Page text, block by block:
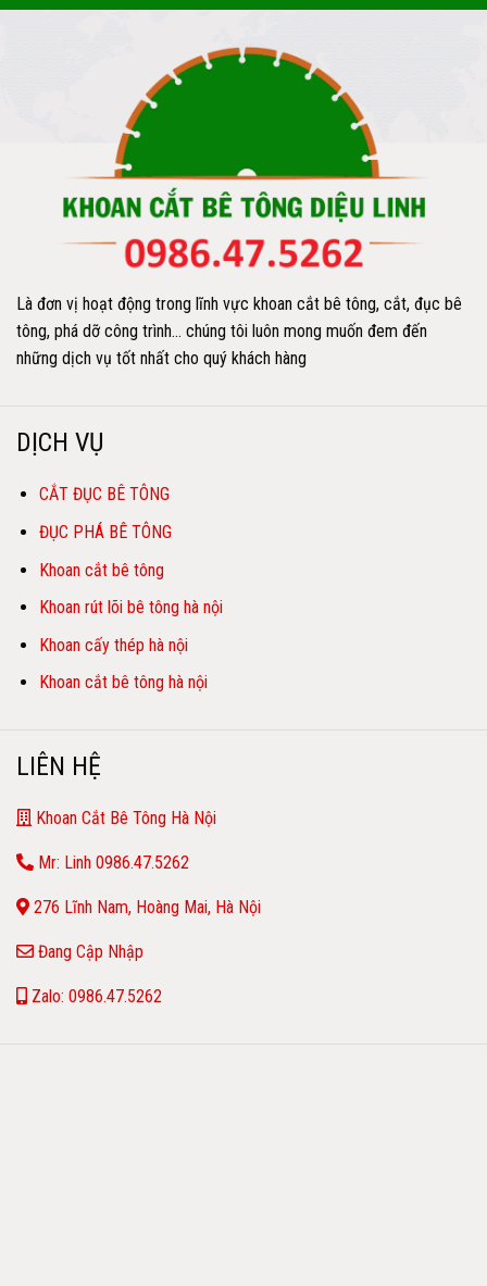
Là đơn vị hoạt động trong lĩnh vực khoan cắt bê tông, cắt, đục bê
tông, phá dỡ công trình… chúng tôi luôn mong muốn đem đến
những dịch vụ tốt nhất cho quý khách hàng
DỊCH VỤ
CẮT ĐỤC BÊ TÔNG
ĐỤC PHÁ BÊ TÔNG
Khoan cắt bê tông
Khoan rút lõi bê tông hà nội
Khoan cấy thép hà nội
Khoan cắt bê tông hà nội
LIÊN HỆ
Khoan Cắt Bê Tông Hà Nội
Mr: Linh 0986.47.5262
276 Lĩnh Nam, Hoàng Mai, Hà Nội
Đang Cập Nhập
Zalo: 0986.47.5262